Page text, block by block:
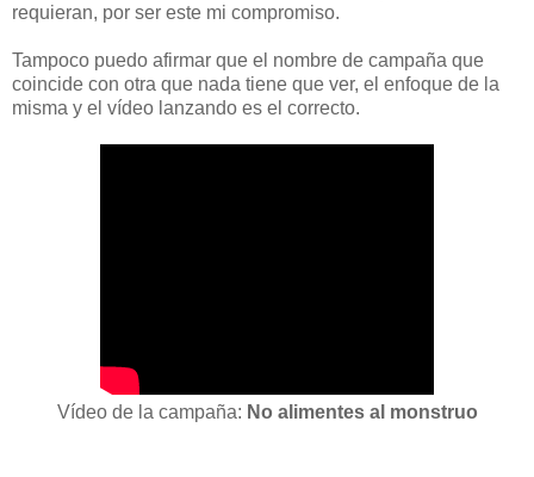
requieran, por ser este mi compromiso.
Tampoco puedo afirmar que el nombre de campaña que
coincide con otra que nada tiene que ver, el enfoque de la
misma y el vídeo lanzando es el correcto.
Vídeo de la campaña: No alimentes al monstruo